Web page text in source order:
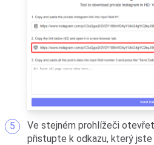
Ve stejném prohlížeči
přistupte k odkazu, který